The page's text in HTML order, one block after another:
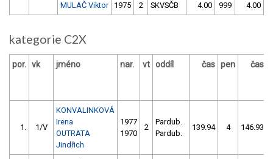
MULAČ Viktor 1975 2 SKVSČB 4.00 999 4.00
kategorie C2X
por. vk jméno nar. vt oddíl čas pen čas
1. 1/V
KONVALINKOVÁ
Irena
OUTRATA
Jindřich
1977
1970
2
Pardub.
Pardub.
139.94 4 146.93